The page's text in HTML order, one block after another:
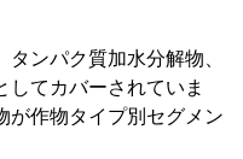
ンパク質加水分解物、
てカバーされていま
が作物タイプ別セグメン